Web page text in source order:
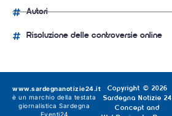
Autori
Risoluzione delle controversie online
Copyright © 2026
Sardegna Notizie 24
Concept and
www.sardegnanotizie24.it
è un marchio della testata
giornalistica Sardegna
Eventi24